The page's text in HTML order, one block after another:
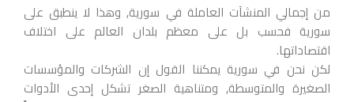
من إجمالي المنشآت العاملة في سورية, وهذا لا ينطبق على
سورية فحسب بل على معظم بلدان العالم على اختلاف
اقتصاداتها.
لكن نحن في سورية يمكننا القول إن الشركات والمؤسسات
الصغيرة والمتوسطة, ومتناهية الصغر تشكل إحدى الأدوات